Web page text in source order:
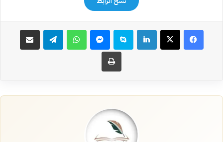
فيسبوك‫X لينكدإن سكايب ماسنجر واتساب تيلقرام مشاركة عبر البريد
طباعة